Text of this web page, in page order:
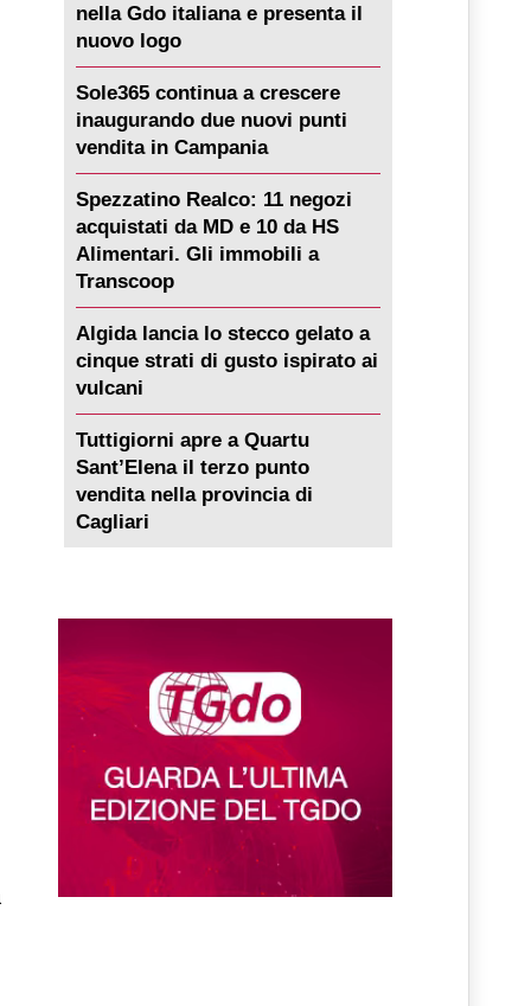
nella Gdo italiana e presenta il
nuovo logo
Sole365 continua a crescere
inaugurando due nuovi punti
vendita in Campania
Spezzatino Realco: 11 negozi
acquistati da MD e 10 da HS
Alimentari. Gli immobili a
Transcoop
Algida lancia lo stecco gelato a
cinque strati di gusto ispirato ai
vulcani
Tuttigiorni apre a Quartu
Sant’Elena il terzo punto
vendita nella provincia di
Cagliari